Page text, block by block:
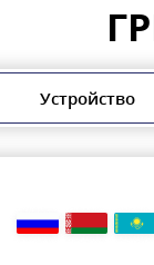
Устройство